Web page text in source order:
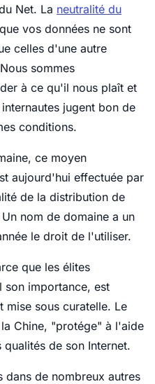
Net. La neutralité du
vos données ne sont
celles d'une autre
sommes
à ce qu'il nous plaît et
jugent bon de
conditions.
ce moyen
aujourd'hui effectuée par
de la distribution de
nom de domaine a un
le droit de l'utiliser.
que les élites
son importance, est
mise sous curatelle. Le
Chine, "protége" à l'aide
qualités de son Internet.
dans de nombreux autres